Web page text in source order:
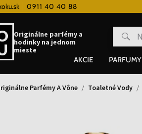
0911 40 40 88Vernostný systém
Originálne parfémy a
hodinky na jednom
mieste
AKCIE
PARFUMY
Parfémy A Vône Toaletné Vody